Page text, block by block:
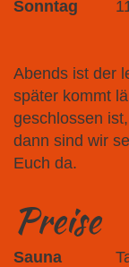
Sonntag
Abends ist der
später kommt
geschlossen
dann sind wir
Euch da.
Preise
Sauna